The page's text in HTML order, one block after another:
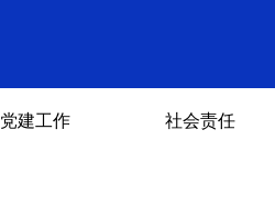
党建工作 社会责任